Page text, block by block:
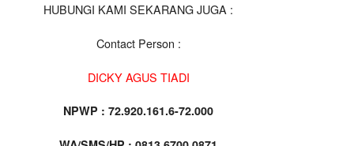
HUBUNGI KAMI SEKARANG JUGA :
Contact Person :
DICKY AGUS TIADI
NPWP : 72.920.161.6-72.000